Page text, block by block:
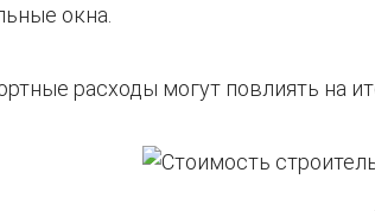
окна.
расходы могут повлиять на